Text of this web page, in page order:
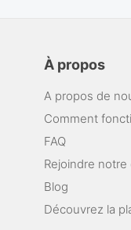
À propos
A propos de
Comment
FAQ
Rejoindre notre
Blog
Découvrez la